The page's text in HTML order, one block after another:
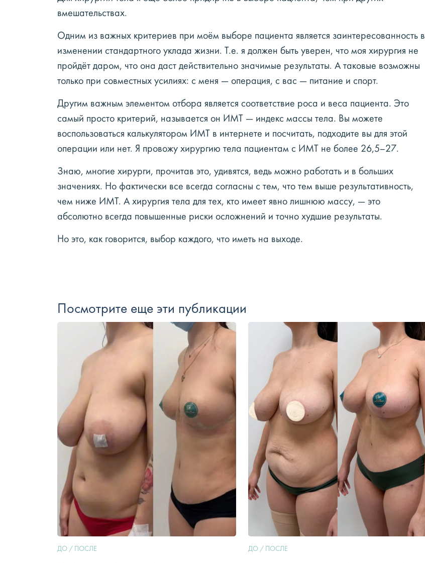
вмешательствах.
Одним из важных критериев при моём выборе пациента является заинтересованность в
изменении стандартного уклада жизни. Т.е. я должен быть уверен, что моя хирургия не
пройдёт даром, что она даст действительно значимые результаты. А таковые возможны
только при совместных усилиях: с меня — операция, с вас — питание и спорт.
Другим важным элементом отбора является соответствие роса и веса пациента. Это
самый просто критерий, называется он ИМТ — индекс массы тела. Вы можете
воспользоваться калькулятором ИМТ в интернете и посчитать, подходите вы для этой
операции или нет. Я провожу хирургию тела пациентам с ИМТ не более 26,5–27.
Знаю, многие хирурги, прочитав это, удивятся, ведь можно работать и в больших
значениях. Но фактически все всегда согласны с тем, что тем выше результативность,
чем ниже ИМТ. А хирургия тела для тех, кто имеет явно лишнюю массу, — это
абсолютно всегда повышенные риски осложнений и точно худшие результаты.
Но это, как говорится, выбор каждого, что иметь на выходе.
Посмотрите еще эти публикации
ДО / ПОСЛЕ ДО / ПОСЛЕ